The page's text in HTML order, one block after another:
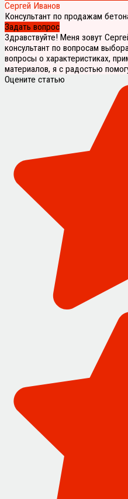
Сергей Иванов
Консультант по продажам
Задать вопрос
Здравствуйте! Меня зовут
консультант по вопросам
вопросы о характеристиках,
материалов, я с радостью
Оцените статью